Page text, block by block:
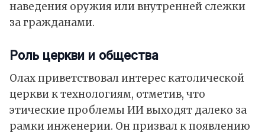
наведения оружия или внутренней слежки
за гражданами.
Роль церкви и общества
Олах приветствовал интерес католической
церкви к технологиям, отметив, что
этические проблемы ИИ выходят далеко за
рамки инженерии. Он призвал к появлению